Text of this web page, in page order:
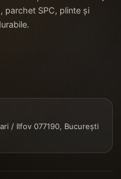
parchet SPC, plinte și
/ Ilfov 077190, București